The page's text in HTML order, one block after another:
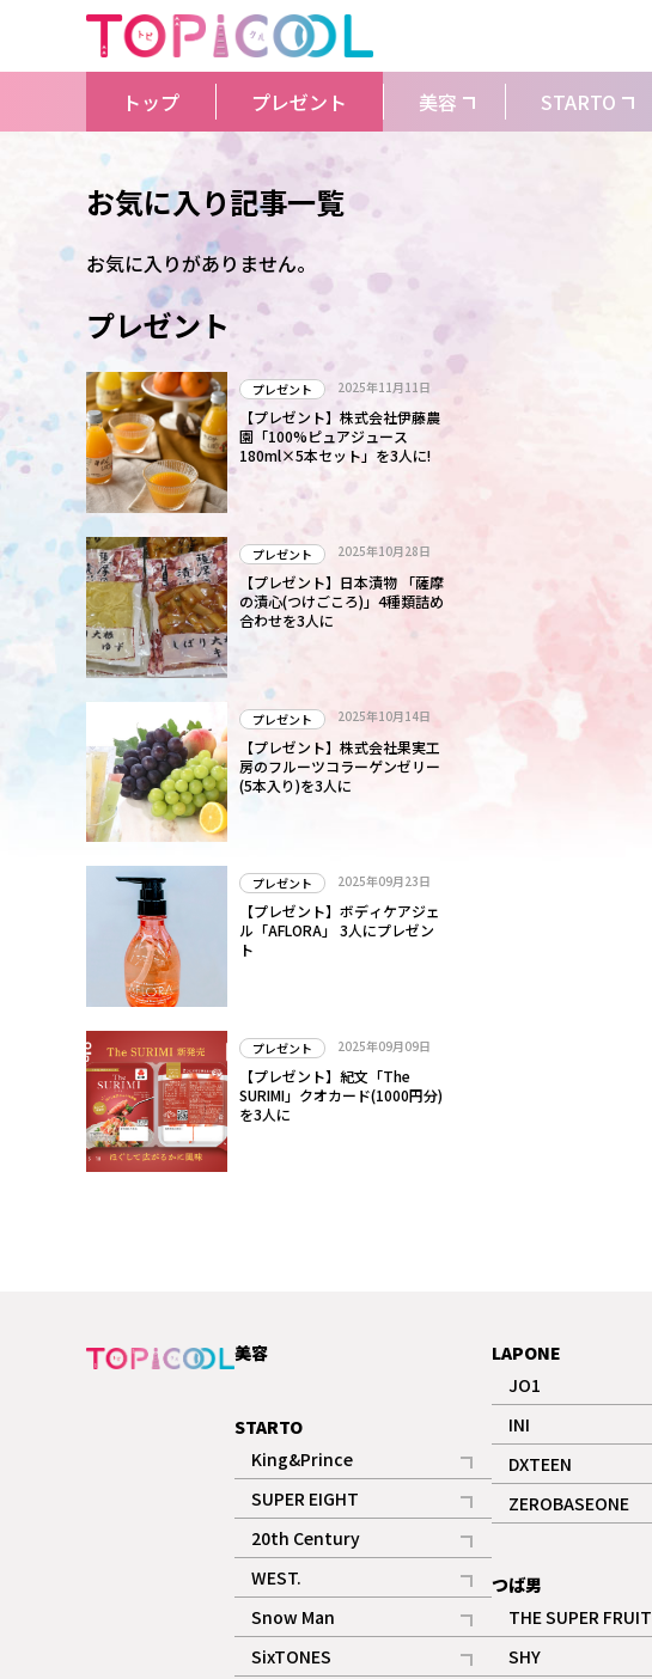
トップ プレゼント 美容 STARTO
お気に入り記事一覧
お気に入りがありません。
プレゼント
プレゼント 2025年11月11日
【プレゼント】株式会社伊藤農
園「100%ピュアジュース
180ml×5本セット」を3人に!
プレゼント 2025年10月28日
【プレゼント】日本漬物 「薩摩
の漬心(つけごころ)」4種類詰め
合わせを3人に
プレゼント 2025年10月14日
【プレゼント】株式会社果実工
房のフルーツコラーゲンゼリー
(5本入り)を3人に
プレゼント 2025年09月23日
【プレゼント】ボディケアジェ
ル「AFLORA」 3人にプレゼン
ト
プレゼント 2025年09月09日
【プレゼント】紀文「The
SURIMI」クオカード(1000円分)
を3人に
美容
STARTO
King&Prince
記事
SUPER EIGHT
記事
20th Century
記事
WEST.
記事
Snow Man
記事
ギャラリー
SixTONES
LAPONE
JO1
記事
ギャラリー
INI
記事
ギャラリー
DXTEEN
記事
ギャラリー
ZEROBASEONE
記事
つば男
THE SUPER FRUIT
記事
ギャラリー
SHY